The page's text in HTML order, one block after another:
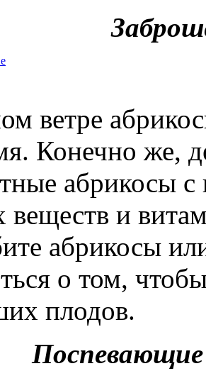
ветре
Конечно же,
абрикосы
веществ и
абрикосы
о том,
плодов.
Поспевающие